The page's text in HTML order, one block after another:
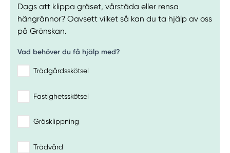
Dags att klippa gräset, vårstäda eller rensa
hängrännor? Oavsett vilket så kan du ta hjälp av oss
på Grönskan.
Vad behöver du få hjälp med?
Trädgårdsskötsel
Fastighetsskötsel
Gräsklippning
Trädvård